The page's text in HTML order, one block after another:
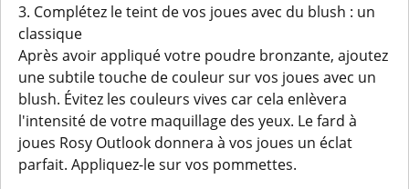
3. Complétez le teint de vos joues avec du blush : un
classique
Après avoir appliqué votre poudre bronzante, ajoutez
une subtile touche de couleur sur vos joues avec un
blush. Évitez les couleurs vives car cela enlèvera
l'intensité de votre maquillage des yeux. Le fard à
joues Rosy Outlook donnera à vos joues un éclat
parfait. Appliquez-le sur vos pommettes.